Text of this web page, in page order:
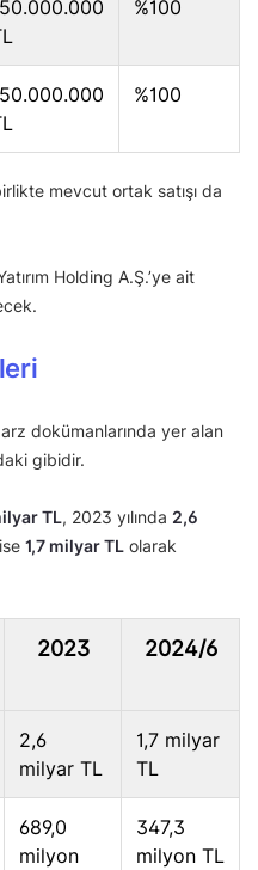
%100
%100
mevcut ortak satışı da
Holding A.Ş.’ye ait
dokümanlarında yer alan
gibidir.
TL, 2023 yılında 2,6
1,7 milyar TL olarak
2023 2024/6
2,6
milyar TL
1,7 milyar
TL
689,0
milyon
347,3
milyon TL